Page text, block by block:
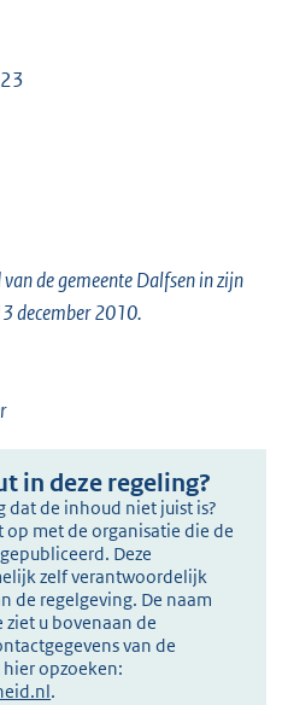
de gemeente Dalfsen in zijn
december 2010.
in deze regeling?
dat de inhoud niet juist is?
op met de organisatie die de
Deze
zelf verantwoordelijk
de regelgeving. De naam
u bovenaan de
van de
opzoeken:
.